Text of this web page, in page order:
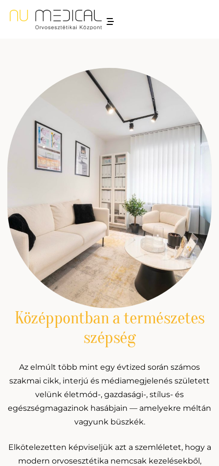
Középpontban a természetes
szépség
Az elmúlt több mint egy évtized során számos
szakmai cikk, interjú és médiamegjelenés született
velünk életmód-, gazdasági-, stílus- és
egészségmagazinok hasábjain — amelyekre méltán
vagyunk büszkék.
Elkötelezetten képviseljük azt a szemléletet, hogy a
modern orvosesztétika nemcsak kezelésekből,